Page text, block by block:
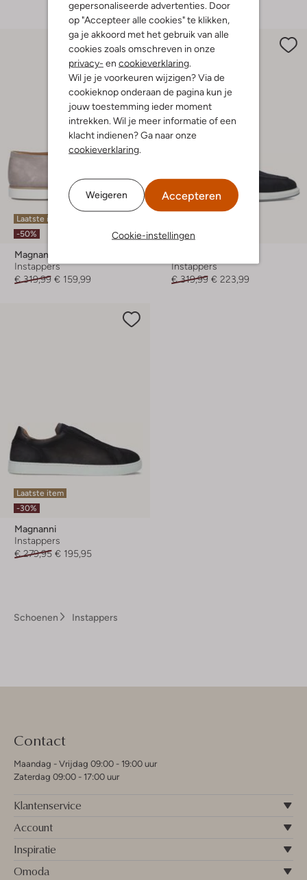
gepersonaliseerde advertenties. Door
op "Accepteer alle cookies" te klikken,
ga je akkoord met het gebruik van alle
cookies zoals omschreven in onze
privacy- en cookieverklaring
Wil je je voorkeuren wijzigen? Via de
cookieknop onderaan de pagina kun je
jouw toestemming ieder moment
intrekken. Wil je meer informatie of een
klacht indienen? Ga naar onze
cookieverklaring
Weigeren Accepteren
Cookie-instellingen
Laatste items
-50%
Magnanni
Instappers
€ 319,99 € 159,99
-30%
Instappers
€ 319,99 € 223,99
Laatste item
-30%
Magnanni
Instappers
€ 279,95 € 195,95
Schoenen Instappers
Contact
Maandag - Vrijdag 09:00 - 19:00 uur
Zaterdag 09:00 - 17:00 uur
Klantenservice
Account
Inspiratie
Omoda